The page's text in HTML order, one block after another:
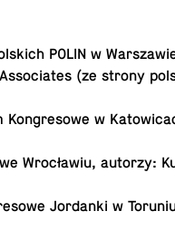
POLIN w
(ze strony
Kon­gre­so­we w
Wro­cła­wiu, autorzy:
Jor­dan­ki w